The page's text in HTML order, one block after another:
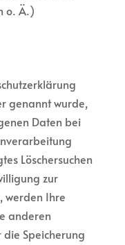
o. Ä.)
genannt wurde,
Daten bei
Löschersuchen
zur
werden Ihre
anderen
Speicherung